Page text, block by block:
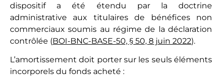
dispositif a été étendu par la doctrine
administrative aux titulaires de bénéfices non
commerciaux soumis au régime de la déclaration
contrôlée (BOI-BNC-BASE-50, § 50, 8 juin 2022).
L’amortissement doit porter sur les seuls éléments
incorporels du fonds acheté :